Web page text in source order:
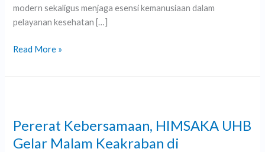
modern sekaligus menjaga esensi kemanusiaan dalam
pelayanan kesehatan […]
Read More »
Pererat Kebersamaan, HIMSAKA UHB
Gelar Malam Keakraban di
HIMSAKA
UHB